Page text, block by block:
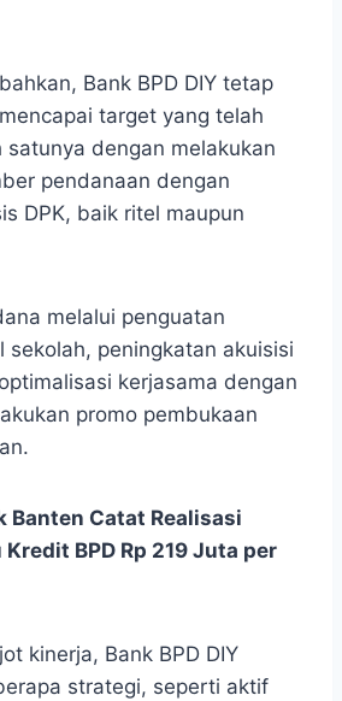
Bank BPD DIY tetap
target yang telah
dengan melakukan
pendanaan dengan
DPK, baik ritel maupun
melalui penguatan
sekolah, peningkatan akuisisi
kerjasama dengan
promo pembukaan
Banten Catat Realisasi
BPD Rp 219 Juta per
kinerja, Bank BPD DIY
strategi, seperti aktif